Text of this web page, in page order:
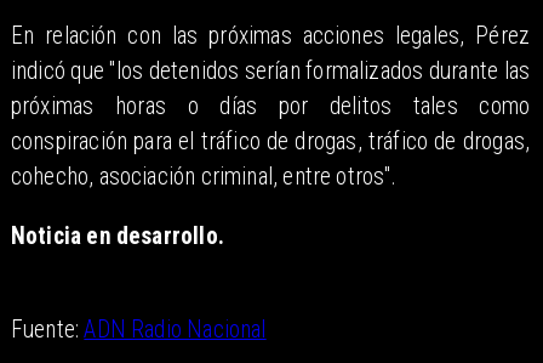
En relación con las próximas acciones legales, Pérez
indicó que "los detenidos serían formalizados durante las
próximas horas o días por delitos tales como
conspiración para el tráfico de drogas, tráfico de drogas,
cohecho, asociación criminal, entre otros".
Noticia en desarrollo.
​Fuente:ADN Radio Nacional